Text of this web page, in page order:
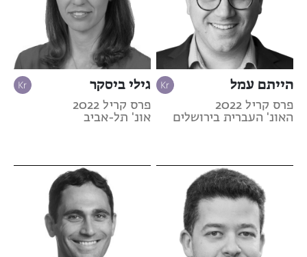
הייתם עמל
פרס קריל 2022
האונ' העברית בירושלים
גילי ביסקר
פרס קריל 2022
אונ' תל-אביב